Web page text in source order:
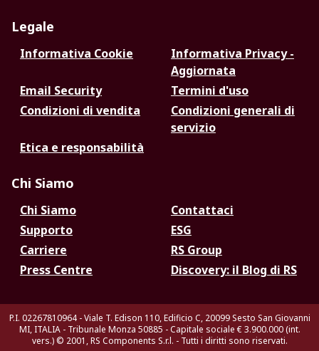
Legale
Informativa Cookie
Informativa Privacy -
Aggiornata
Email Security
Termini d'uso
Condizioni di vendita
Condizioni generali di
servizio
Etica e responsabilità
Chi Siamo
Chi Siamo
Contattaci
Supporto
ESG
Carriere
RS Group
Press Centre
Discovery: il Blog di RS
P.I. 02267810964 - Viale T. Edison 110, Edificio C, 20099 Sesto San Giovanni
MI, ITALIA - Tribunale Monza 50885 - Capitale sociale € 3.900.000 (int.
vers.) © 2001, RS Components S.r.l. - Tutti i diritti sono riservati.